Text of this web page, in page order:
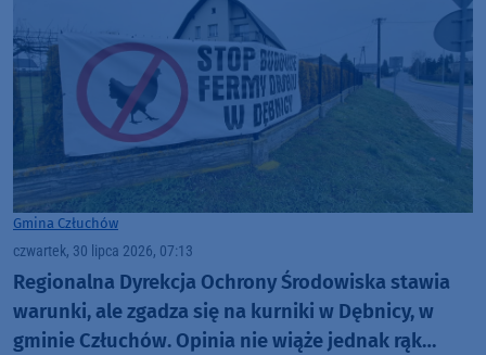
Gmina Człuchów
czwartek, 30 lipca 2026, 07:13
Regionalna Dyrekcja Ochrony Środowiska stawia
warunki, ale zgadza się na kurniki w Dębnicy, w
gminie Człuchów. Opinia nie wiąże jednak rąk